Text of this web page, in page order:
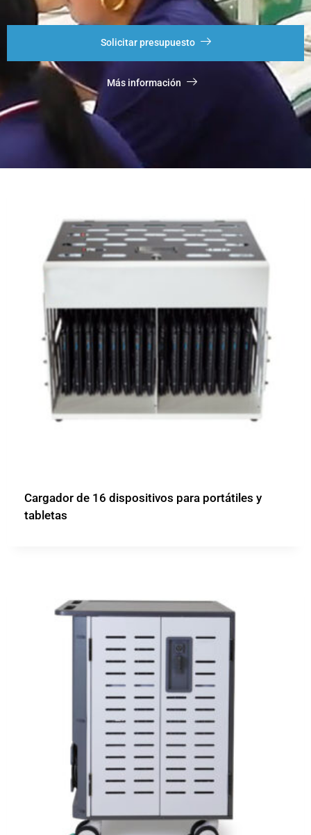
Solicitar presupuesto
Más información
Cargador de 16 dispositivos para portátiles y
tabletas